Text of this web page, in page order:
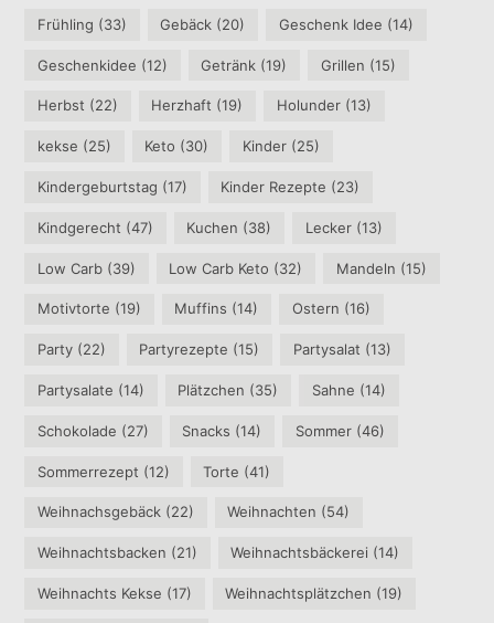
Frühling (33) Gebäck (20) Geschenk Idee (14)
Geschenkidee (12) Getränk (19) Grillen (15)
Herbst (22) Herzhaft (19) Holunder(13)
kekse (25) Keto (30) Kinder(25)
Kindergeburtstag (17) Kinder Rezepte (23)
Kindgerecht (47) Kuchen (38) Lecker(13)
Low Carb (39) Low Carb Keto (32) Mandeln (15)
Motivtorte (19) Muffins (14) Ostern (16)
Party (22) Partyrezepte (15) Partysalat (13)
Partysalate (14) Plätzchen (35) Sahne (14)
Schokolade (27) Snacks (14) Sommer(46)
Sommerrezept (12) Torte (41)
Weihnachsgebäck (22) Weihnachten (54)
Weihnachtsbacken (21) Weihnachtsbäckerei (14)
Weihnachts Kekse (17) Weihnachtsplätzchen (19)